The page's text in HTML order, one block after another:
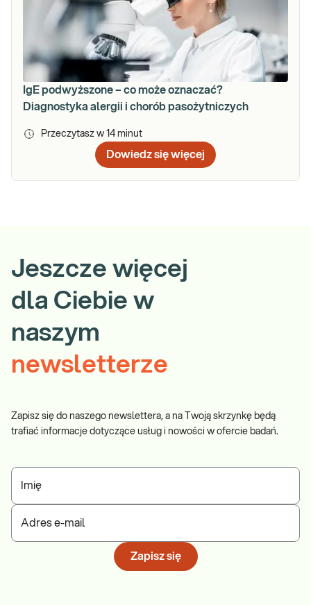
IgE podwyższone – co może oznaczać?
Diagnostyka alergii i chorób pasożytniczych
Przeczytasz w 14 minut
Dowiedz się więcej
Jeszcze więcej
dla Ciebie w
naszym
newsletterze
Zapisz się do naszego newslettera, a na Twoją skrzynkę będą
trafiać informacje dotyczące usług i nowości w ofercie badań.
Imię
Adres e-mail
Zapisz się